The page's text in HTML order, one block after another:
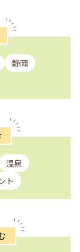
静岡
温泉
ト